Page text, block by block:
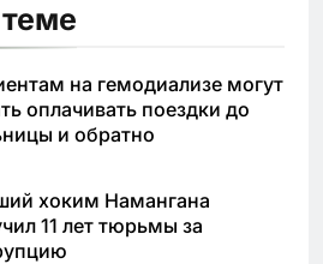
на гемодиализе могут
оплачивать поездки до
и обратно
хоким Намангана
11 лет тюрьмы за